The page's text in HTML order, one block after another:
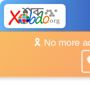
🎗️ No more